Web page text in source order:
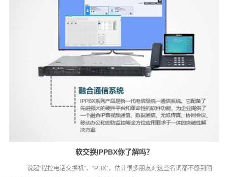
软交换IPPBX你了解吗？
说起“程控电话交换机”、“PBX”，估计很多朋友对这些名词都不感到陌